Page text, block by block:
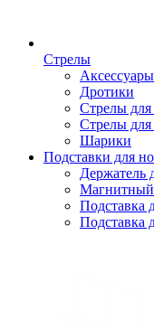
Стрелы
Дротики
Стрелы для
Стрелы для
Шарики
Подставки для
Держатель
Магнитный
Подставка
Подставка